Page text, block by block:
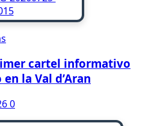
cartel informativo
la Val d’Aran
0